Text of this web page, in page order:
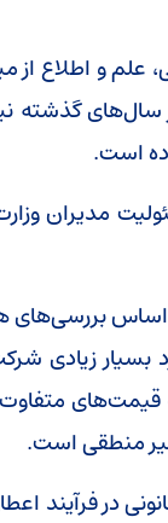
و اطلاع از
گذشته
است.
مدیران
اساس
بسیار زیادی
متفاوت
غیر منطقی است.
در فرآیند